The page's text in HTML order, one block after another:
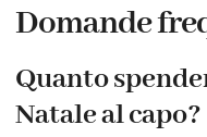
Domande
Quanto
Natale al capo?